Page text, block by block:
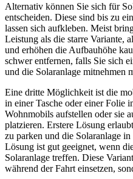
Alternativ können Sie sich für
entscheiden. Diese sind bis zu
lassen sich aufkleben. Meist
Leistung als die starre Variante,
und erhöhen die Aufbauhöhe
schwer entfernen, falls Sie sich
und die Solaranlage mitnehmen
Eine dritte Möglichkeit ist die
in einer Tasche oder einer Folie
Wohnmobils aufstellen oder sie
platzieren. Erstere Lösung
zu parken und die Solaranlage
Lösung ist gut geeignet, wenn
Solaranlage treffen. Diese
während der Fahrt einsetzen,